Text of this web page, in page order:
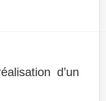
d’un